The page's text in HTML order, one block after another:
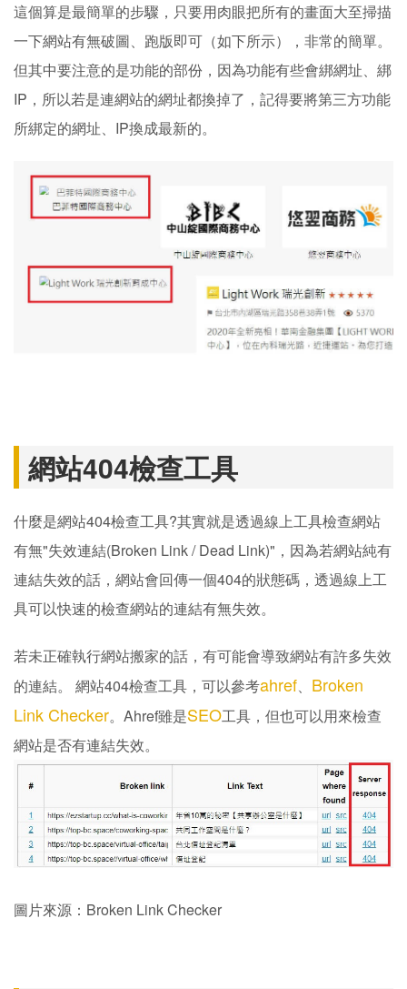
這個算是最簡單的步驟，只要用肉眼把所有的畫面大至掃描
一下網站有無破圖、跑版即可（如下所示），非常的簡單。
但其中要注意的是功能的部份，因為功能有些會綁網址、綁
IP，所以若是連網站的網址都換掉了，記得要將第三方功能
所綁定的網址、IP換成最新的。
網站404檢查工具
什麼是網站404檢查工具?其實就是透過線上工具檢查網站
有無"失效連結(Broken Link / Dead Link)"，因為若網站純有
連結失效的話，網站會回傳一個404的狀態碼，透過線上工
具可以快速的檢查網站的連結有無失效。
若未正確執行網站搬家的話，有可能會導致網站有許多失效
的連結。 網站404檢查工具，可以參考ahref、 Broken
Link Checker。Ahref雖是SEO工具，但也可以用來檢查
網站是否有連結失效。
圖片來源：Broken Link Checker